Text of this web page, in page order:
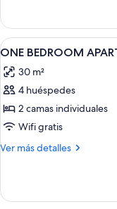
ADULTS
+1
CHILD
BEDROOM
APARTMENT
2
+1
CHILD
Abrir
todas
las
fotos
de
ONE
BEDROOM
ADULTS
6
ONE BEDROOM
30 m²
4 huéspedes
2 camas individuales
Wifi gratis
Ver más detalles
Más
BEDROOM